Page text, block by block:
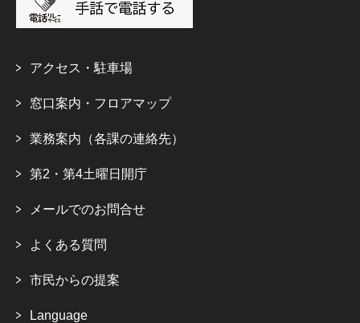
アクセス・駐車場
窓口案内・フロアマップ
業務案内（各課の連絡先）
第2・第4土曜日開庁
メールでのお問合せ
よくある質問
市民からの提案
Language